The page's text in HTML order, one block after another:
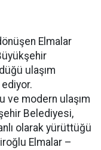
Elmalar
ulaşım
ediyor.
ve modern ulaşım
Belediyesi,
olarak yürüttüğü
Elmalar –